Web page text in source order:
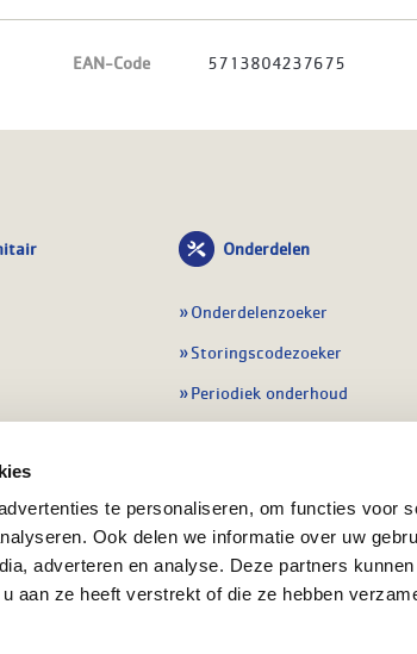
te personaliseren, om functies voor
Ook delen we informatie over uw
adverteren en analyse. Deze partners
aan ze heeft verstrekt of die ze hebben
EAN-Code 5713804237675
Onderdelen
Onderdelenzoeker
Storingscodezoeker
Periodiek onderhoud
Preventie & detectie
Alle onderdelen